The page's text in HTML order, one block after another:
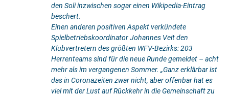
den Soli inzwischen sogar einen Wikipedia-Eintrag
beschert.
Einen anderen positiven Aspekt verkündete
Spielbetriebskoordinator Johannes Veit den
Klubvertretern des größten WFV-Bezirks: 203
Herrenteams sind für die neue Runde gemeldet – acht
mehr als im vergangenen Sommer. „Ganz erklärbar ist
das in Coronazeiten zwar nicht, aber offenbar hat es
viel mit der Lust auf Rückkehr in die Gemeinschaft zu